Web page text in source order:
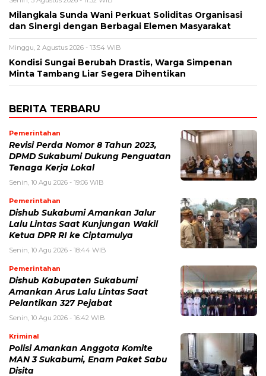
Milangkala Sunda Wani Perkuat Soliditas Organisasi
dan Sinergi dengan Berbagai Elemen Masyarakat
Minggu, 2 Agustus 2026 - 13:54 WIB
Kondisi Sungai Berubah Drastis, Warga Simpenan
Minta Tambang Liar Segera Dihentikan
BERITA TERBARU
Pemerintahan
Revisi Perda Nomor 8 Tahun 2023,
DPMD Sukabumi Dukung Penguatan
Tenaga Kerja Lokal
Senin, 10 Agu 2026 - 19:06 WIB
Pemerintahan
Dishub Sukabumi Amankan Jalur
Lalu Lintas Saat Kunjungan Wakil
Ketua DPR RI ke Ciptamulya
Senin, 10 Agu 2026 - 18:44 WIB
Pemerintahan
Dishub Kabupaten Sukabumi
Amankan Arus Lalu Lintas Saat
Pelantikan 327 Pejabat
Senin, 10 Agu 2026 - 16:42 WIB
Kriminal
Polisi Amankan Anggota Komite
MAN 3 Sukabumi, Enam Paket Sabu
Disita